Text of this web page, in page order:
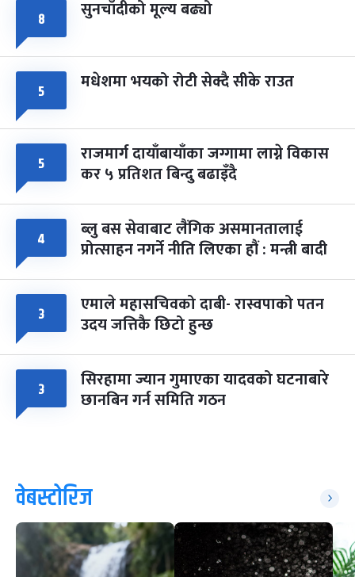
८ सुनचाँदीको मूल्य बढ्यो
५ मधेशमा भयको रोटी सेक्दै सीके राउत
५ राजमार्ग दायाँबायाँका जग्गामा लाग्ने विकास
कर ५ प्रतिशत बिन्दु बढाइँदै
४ ब्लु बस सेवाबाट लैंगिक असमानतालाई
प्रोत्साहन नगर्ने नीति लिएका हौं : मन्त्री बादी
३ एमाले महासचिवको दाबी- रास्वपाको पतन
उदय जत्तिकै छिटो हुन्छ
३ सिरहामा ज्यान गुमाएका यादवको घटनाबारे
छानबिन गर्न समिति गठन
वेबस्टोरिज